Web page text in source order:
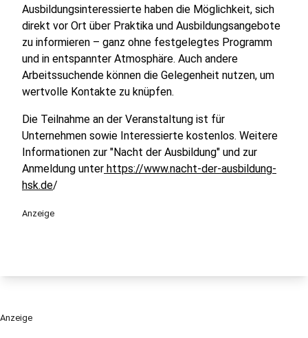
Ausbildungsinteressierte haben die Möglichkeit, sich
direkt vor Ort über Praktika und Ausbildungsangebote
zu informieren – ganz ohne festgelegtes Programm
und in entspannter Atmosphäre. Auch andere
Arbeitssuchende können die Gelegenheit nutzen, um
wertvolle Kontakte zu knüpfen.
Die Teilnahme an der Veranstaltung ist für
Unternehmen sowie Interessierte kostenlos. Weitere
Informationen zur "Nacht der Ausbildung" und zur
Anmeldung unter https://www.nacht-der-ausbildung-
hsk.de/
Anzeige
Anzeige